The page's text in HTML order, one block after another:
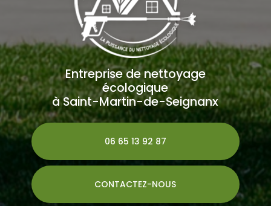
Entreprise de nettoyage
écologique
à Saint-Martin-de-Seignanx
06 65 13 92 87
CONTACTEZ-NOUS